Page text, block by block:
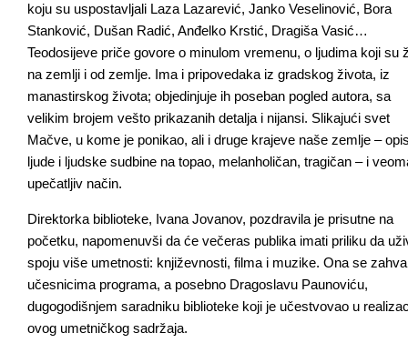
koju su uspostavljali Laza Lazarević, Janko Veselinović, Bora
Stanković, Dušan Radić, Anđelko Krstić, Dragiša Vasić…
Teodosijeve priče govore o minulom vremenu, o ljudima koji su
na zemlji i od zemlje. Ima i pripovedaka iz gradskog života, iz
manastirskog života; objedinjuje ih poseban pogled autora, sa
velikim brojem vešto prikazanih detalja i nijansi. Slikajući svet
Mačve, u kome je ponikao, ali i druge krajeve naše zemlje –
ljude i ljudske sudbine na topao, melanholičan, tragičan – i
upečatljiv način.
Direktorka biblioteke, Ivana Jovanov, pozdravila je prisutne na
početku, napomenuvši da će večeras publika imati priliku da
spoju više umetnosti: književnosti, filma i muzike. Ona se
učesnicima programa, a posebno Dragoslavu Paunoviću,
dugogodišnjem saradniku biblioteke koji je učestvovao u
ovog umetničkog sadržaja.